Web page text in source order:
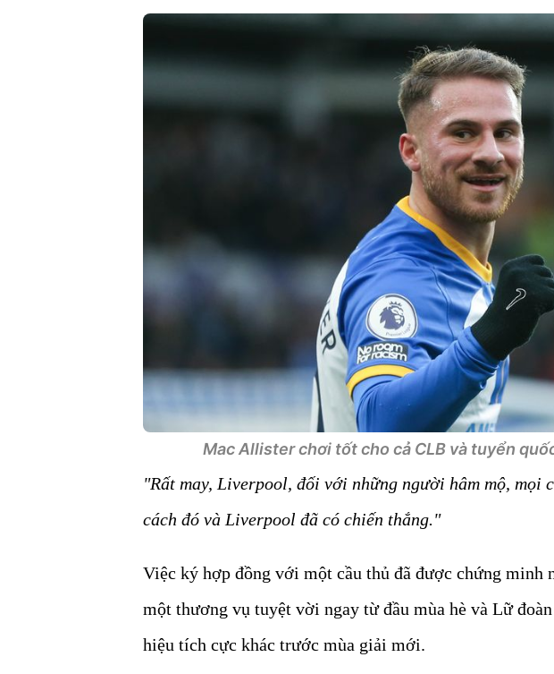
Mac Allister chơi tốt cho cả CLB và tuyển
"Rất may, Liverpool, đối với những người hâm mộ, mọi
cách đó và Liverpool đã có chiến thắng."
Việc ký hợp đồng với một cầu thủ đã được chứng minh
một thương vụ tuyệt vời ngay từ đầu mùa hè và Lữ
hiệu tích cực khác trước mùa giải mới.